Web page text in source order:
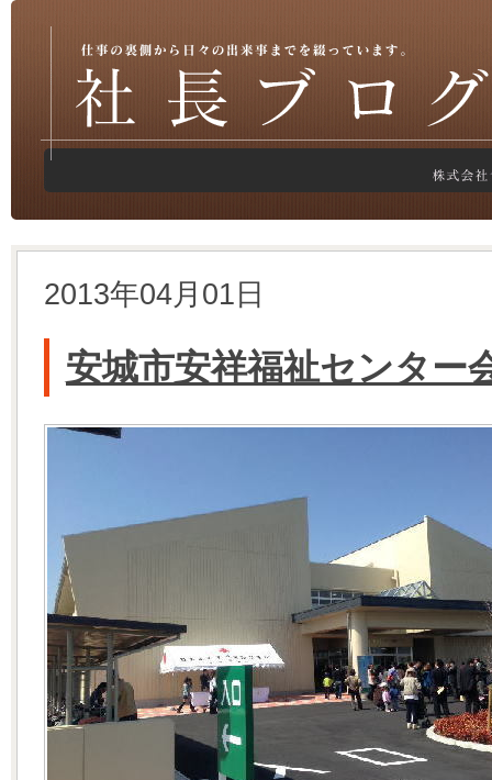
2013年04月01日
安城市安祥福祉センター